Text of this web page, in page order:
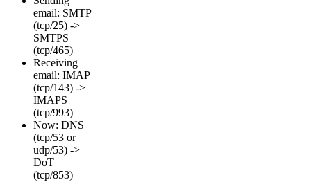
email: SMTP
(tcp/25) ->
SMTPS
(tcp/465)
Receiving
email: IMAP
(tcp/143) ->
IMAPS
(tcp/993)
Now: DNS
(tcp/53 or
udp/53) ->
DoT
(tcp/853)